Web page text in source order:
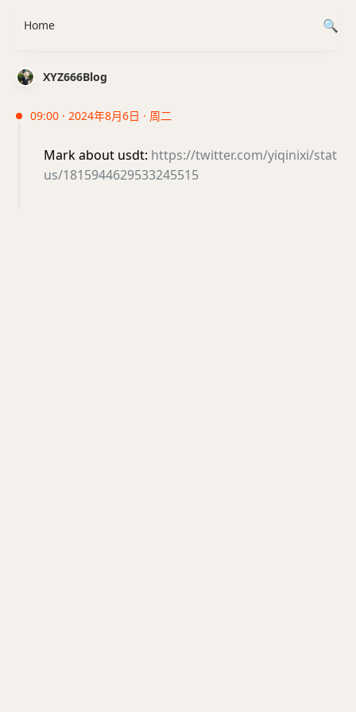
XYZ666Blog
09:00 · 2024年8月6日 · 周二
Mark about usdt: https://twitter.com/yiqinixi/stat
us/1815944629533245515
Home